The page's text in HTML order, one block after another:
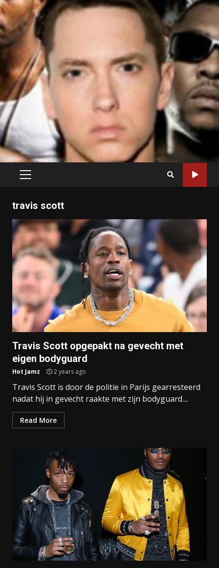
PRIMARY
travis scott
Travis Scott opgepakt na gevecht met
eigen bodyguard
Hot Jamz 2 years ago
Travis Scott is door de politie in Parijs gearresteerd
nadat hij in gevecht raakte met zijn bodyguard....
Read More